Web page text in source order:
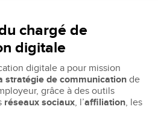
chargé de
digitale
digitale a pour mission
stratégie de communication de
grâce à des outils
réseaux sociaux, l’affiliation, les